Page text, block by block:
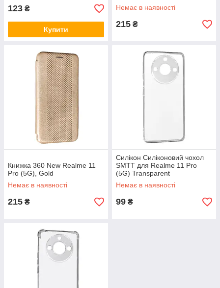
123 ₴
Купити
Немає в наявності
215 ₴
Книжка 360 New Realme 11
Pro (5G), Gold
Немає в наявності
215 ₴
Силікон Силіконовий чохол
SMTT для Realme 11 Pro
(5G) Transparent
Немає в наявності
99 ₴